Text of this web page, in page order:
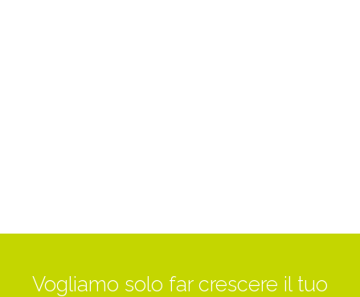
Vogliamo solo far crescere il tuo